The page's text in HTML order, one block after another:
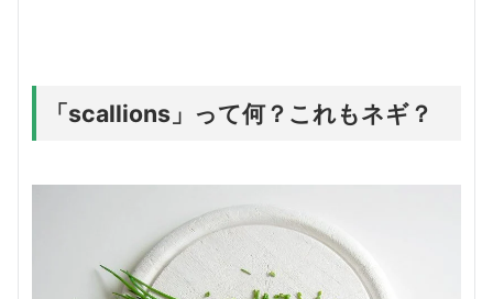
「scallions」って何？これもネギ？